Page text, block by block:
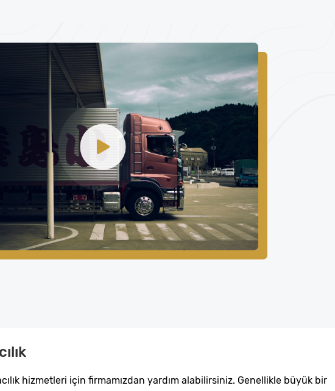
hizmetleri için firmamızdan yardım alabilirsiniz. Genellikle büyük bir